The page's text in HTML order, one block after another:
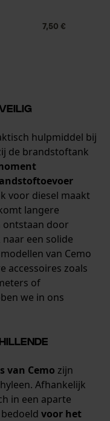
7,50 €
hulpmiddel bij
de brandstoftank
voor diesel maakt
langere
door
een solide
van Cemo
accessoires zoals
of
we in ons
van Cemo zijn
Afhankelijk
in een aparte
voor het